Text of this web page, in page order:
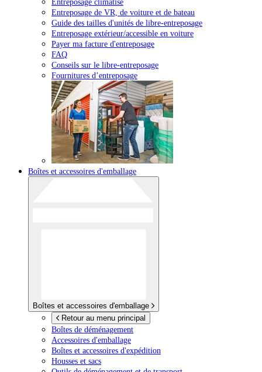
Entreposage de VR, de voiture et de bateau
Guide des tailles d'unités de libre-entreposage
Entreposage extérieur/accessible en voiture
Payer ma facture d'entreposage
FAQ
Conseils sur le libre-entreposage
Fournitures d’entreposage
Boîtes et accessoires d'emballage
Boîtes et accessoires d'emballage
Retour au menu principal
Boîtes de déménagement
Accessoires d'emballage
Boîtes et accessoires d'expédition
Housses et sacs